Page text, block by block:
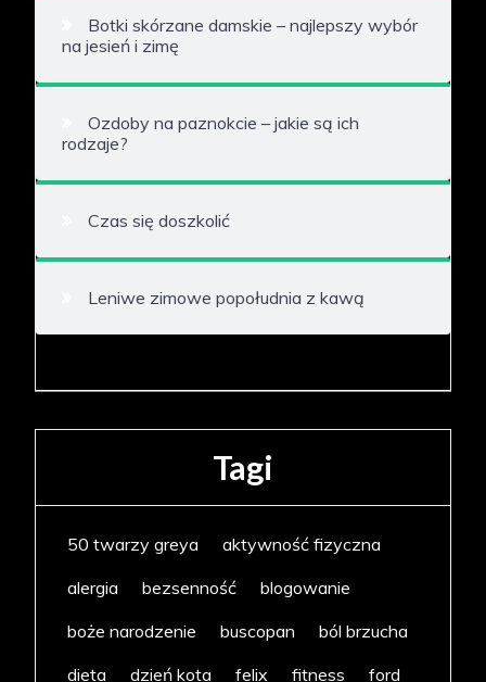
Botki skórzane damskie – najlepszy wybór
na jesień i zimę
Ozdoby na paznokcie – jakie są ich
rodzaje?
Czas się doszkolić
Leniwe zimowe popołudnia z kawą
Tagi
50 twarzy greya
aktywność fizyczna
alergia
bezsenność
blogowanie
boże narodzenie
buscopan
ból brzucha
dieta
dzień kota felix fitness ford